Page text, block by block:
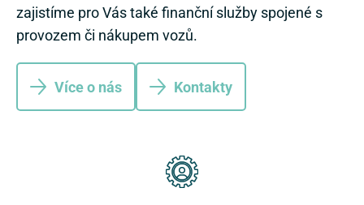
zajistíme pro Vás také finanční služby spojené s
provozem či nákupem vozů.
Více o nás Kontakty